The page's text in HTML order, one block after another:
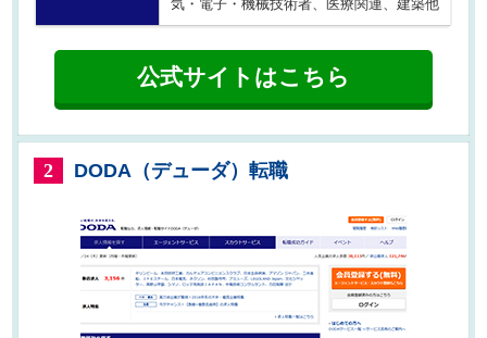
気・電子・機械技術者、医療関連、建築他
公式サイトはこちら
2 DODA（デューダ）転職